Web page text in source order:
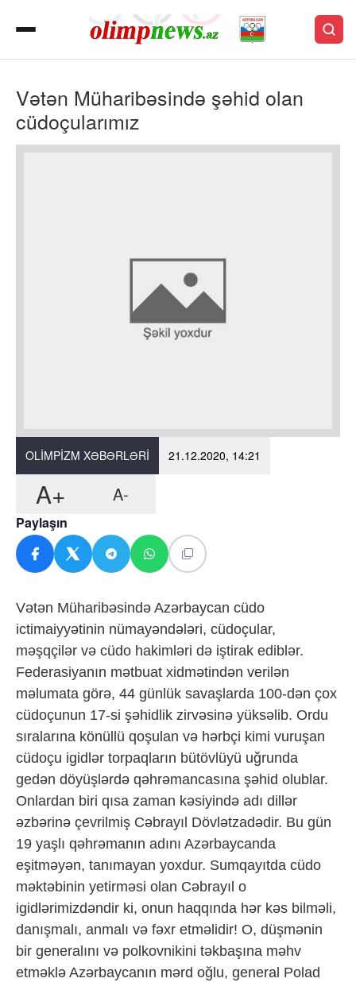
Vətən Müharibəsində şəhid olan
cüdoçularımız
OLIMPIZM XƏBƏRLƏRI 21.12.2020, 14:21
A+ A-
Paylaşın
Vətən Müharibəsində Azərbaycan cüdo
ictimaiyyətinin nümayəndələri, cüdoçular,
məşqçilər və cüdo hakimləri də iştirak ediblər.
Federasiyanın mətbuat xidmətindən verilən
məlumata görə, 44 günlük savaşlarda 100-dən çox
cüdoçunun 17-si şəhidlik zirvəsinə yüksəlib. Ordu
sıralarına könüllü qoşulan və hərbçi kimi vuruşan
cüdoçu igidlər torpaqların bütövlüyü uğrunda
gedən döyüşlərdə qəhrəmancasına şəhid olublar.
Onlardan biri qısa zaman kəsiyində adı dillər
əzbərinə çevrilmiş Cəbrayıl Dövlətzadədir. Bu gün
19 yaşlı qəhrəmanın adını Azərbaycanda
eşitməyən, tanımayan yoxdur. Sumqayıtda cüdo
məktəbinin yetirməsi olan Cəbrayıl o
igidlərimizdəndir ki, onun haqqında hər kəs bilməli,
danışmalı, anmalı və fəxr etməlidir! O, düşmənin
bir generalını və polkovnikini təkbaşına məhv
etməklə Azərbaycanın mərd oğlu, general Polad